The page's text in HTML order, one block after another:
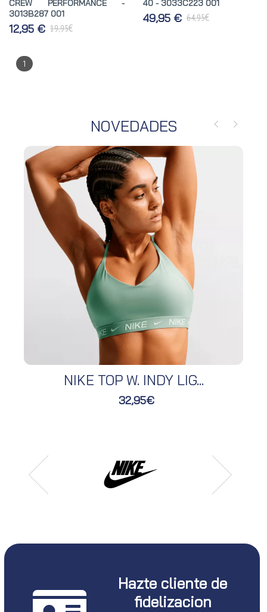
CREW PERFORMANCE -
3013B287 001
12,95 € 19,95€
40 - 3033C223 001
49,95 € 64,95€
1
NOVEDADES
NIKE TOP W. INDY LIG...
32,95€
Hazte cliente de
fidelizacion